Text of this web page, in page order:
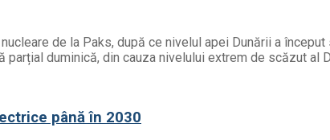
de la Paks, după ce nivelul apei Dunării a
duminică, din cauza nivelului extrem de scăzut al
până în 2030